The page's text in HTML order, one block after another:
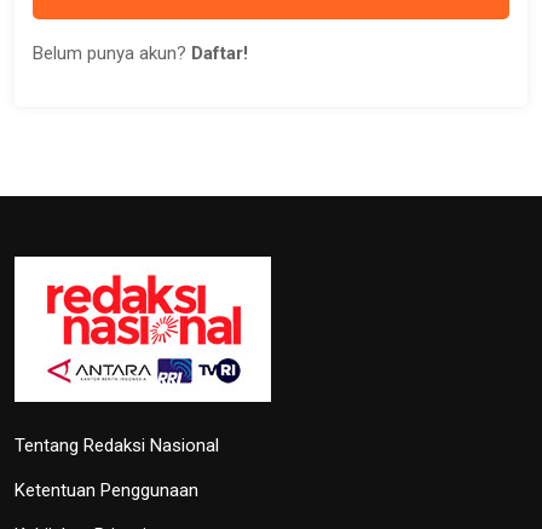
Belum punya akun? Daftar!
Tentang Redaksi Nasional
Ketentuan Penggunaan